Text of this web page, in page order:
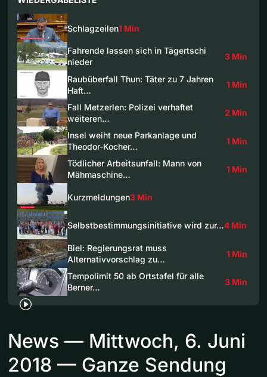
Schlagzeilen1 Min
Fahrende lassen sich in Tägertschi
nieder
3 Min
Raubüberfall Thun: Täter zu 7 Jahren
Haft…
1 Min
Fall Metzerlen: Polizei verhaftet
weiteren…
2 Min
Insel weiht neue Parkanlage und
Theodor-Kocher…
1 Min
Tödlicher Arbeitsunfall: Mann von
Mähmaschine…
1 Min
Kurzmeldungen3 Min
Selbstbestimmungsinitiative wird zur…4 Min
Biel: Regierungsrat muss
Alternativvorschlag zu…
1 Min
Tempolimit 50 ab Ortstafel für alle
Berner…
3 Min
News — Mittwoch, 6. Juni
2018 — Ganze Sendung